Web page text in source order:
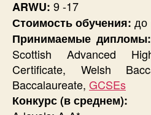
ARWU: 9 -17
Стоимость обучения: до
Принимаемые дипломы:
Scottish Advanced
Certificate, Welsh
Baccalaureate, GCSEs
Конкурс (в среднем):